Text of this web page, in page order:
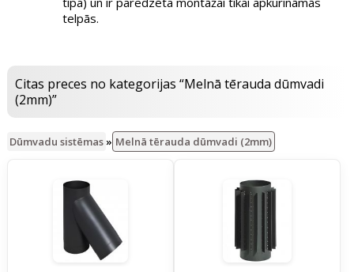
telpās.
Citas preces no kategorijas “Melnā tērauda dūmvadi
(2mm)”
Dūmvadu sistēmas » Melnā tērauda dūmvadi (2mm)